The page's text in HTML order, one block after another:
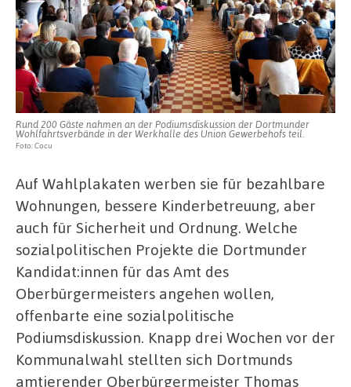
Rund 200 Gäste nahmen an der Podiumsdiskussion der Dortmunder
Wohlfahrtsverbände in der Werkhalle des Union Gewerbehofs teil.
Foto: Cocu
Auf Wahlplakaten werben sie für bezahlbare
Wohnungen, bessere Kinderbetreuung, aber
auch für Sicherheit und Ordnung. Welche
sozialpolitischen Projekte die Dortmunder
Kandidat:innen für das Amt des
Oberbürgermeisters angehen wollen,
offenbarte eine sozialpolitische
Podiumsdiskussion. Knapp drei Wochen vor der
Kommunalwahl stellten sich Dortmunds
amtierender Oberbürgermeister Thomas